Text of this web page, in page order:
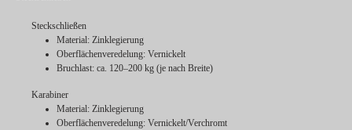
Steckschließen
Material: Zinklegierung
Oberflächenveredelung: Vernickelt
Bruchlast: ca. 120–200 kg (je nach Breite)
Karabiner
Material: Zinklegierung
Oberflächenveredelung: Vernickelt/Verchromt